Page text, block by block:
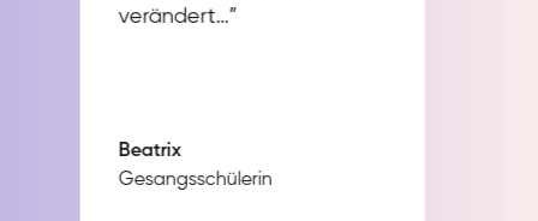
verändert…”
Beatrix
Gesangsschülerin